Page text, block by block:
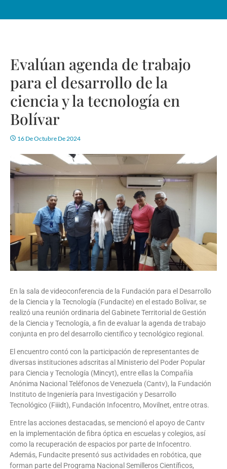
Evalúan agenda de trabajo
para el desarrollo de la
ciencia y la tecnología en
Bolívar
16 De Octubre De 2024
En la sala de videoconferencia de la Fundación para el Desarrollo
de la Ciencia y la Tecnología (Fundacite) en el estado Bolívar, se
realizó una reunión ordinaria del Gabinete Territorial de Gestión
de la Ciencia y Tecnología, a fin de evaluar la agenda de trabajo
conjunta en pro del desarrollo científico y tecnológico regional.
El encuentro contó con la participación de representantes de
diversas instituciones adscritas al Ministerio del Poder Popular
para Ciencia y Tecnología (Mincyt), entre ellas la Compañía
Anónima Nacional Teléfonos de Venezuela (Cantv), la Fundación
Instituto de Ingeniería para Investigación y Desarrollo
Tecnológico (Fiiidt), Fundación Infocentro, Movilnet, entre otras.
Entre las acciones destacadas, se mencionó el apoyo de Cantv
en la implementación de fibra óptica en escuelas y colegios, así
como la recuperación de espacios por parte de Infocentro.
Además, Fundacite presentó sus actividades en robótica, que
forman parte del Programa Nacional Semilleros Científicos,